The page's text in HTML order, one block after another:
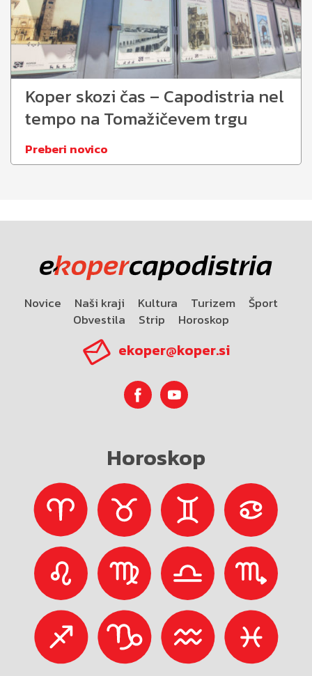
Koper skozi čas – Capodistria nel
tempo na Tomažičevem trgu
Preberi novico
Novice Naši kraji Kultura Turizem
Šport
Obvestila
Strip Horoskop
ekoper@koper.si
Horoskop